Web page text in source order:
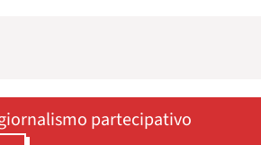
partecipativo